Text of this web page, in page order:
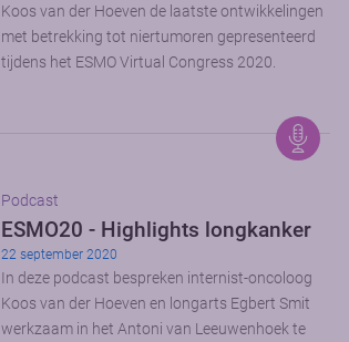
Koos van der Hoeven de laatste ontwikkelingen
met betrekking tot niertumoren gepresenteerd
tijdens het ESMO Virtual Congress 2020.
Podcast
ESMO20 - Highlights longkanker
22 september 2020
In deze podcast bespreken internist-oncoloog
Koos van der Hoeven en longarts Egbert Smit
werkzaam in het Antoni van Leeuwenhoek te